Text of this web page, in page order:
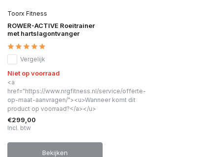
Toorx Fitness
ROWER-ACTIVE Roeitrainer
met hartslagontvanger
Vergelijk
Niet op voorraad
<a
href="https://www.nrgfitness.nl/service/offerte-
op-maat-aanvragen/"><u>Wanneer komt dit
product op voorraad?</a></u>
€299,00
Incl. btw
Bekijken